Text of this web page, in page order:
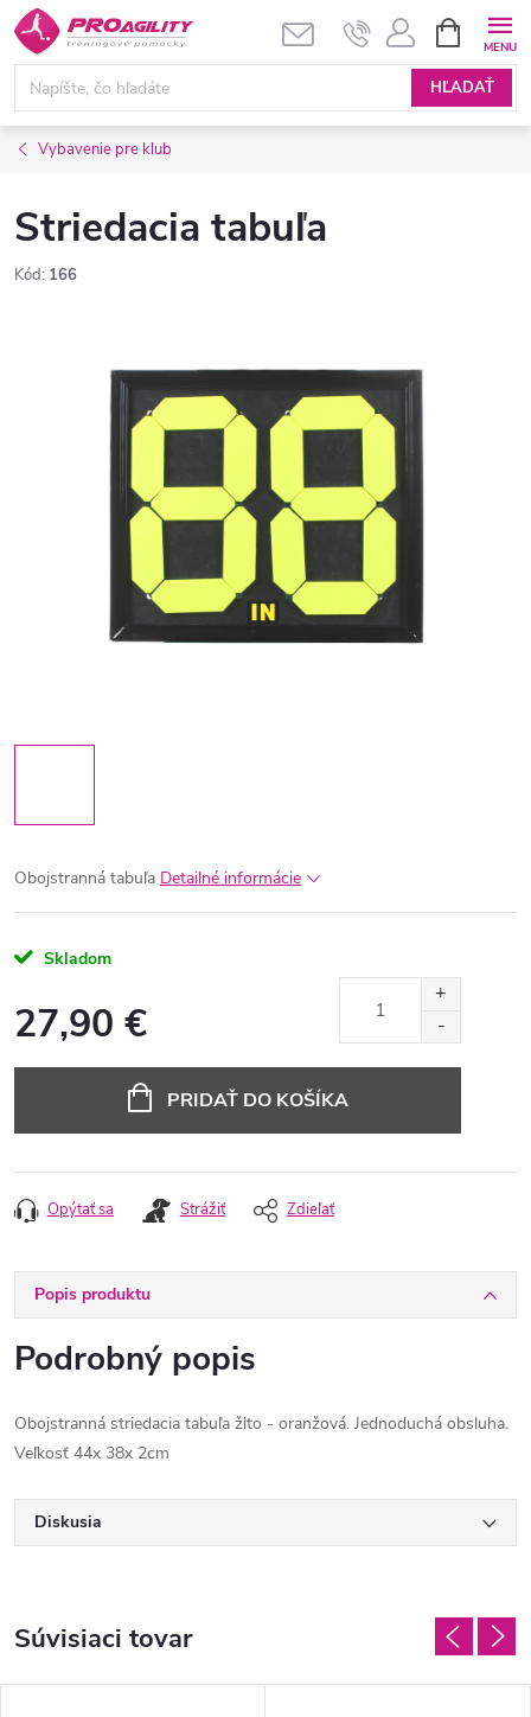
Prejsť
na
obsah
HĽADAŤ
KOŠÍK
Vybavenie pre klub
Striedacia tabuľa
Kód: 166
Obojstranná tabuľa Detailné informácie
Skladom
27,90 €
PRIDAŤ DO KOŠÍKA
Opýtať sa Strážiť Zdieľať
Popis produktu
Podrobný popis
Obojstranná striedacia tabuľa žlto - oranžová. Jednoduchá obsluha.
Veľkosť 44x 38x 2cm
Diskusia
Súvisiaci tovar